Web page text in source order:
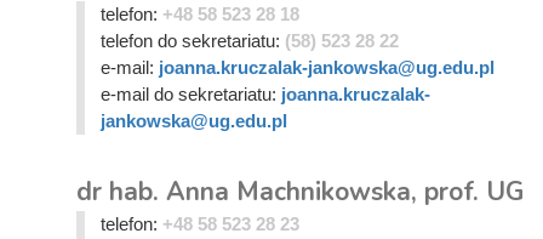
telefon: +48 58 523 28 18
telefon do sekretariatu: (58) 523 28 22
e-mail: joanna.kruczalak-jankowska@ug.edu.pl
e-mail do sekretariatu: joanna.kruczalak-
jankowska@ug.edu.pl
dr hab. Anna Machnikowska, prof. UG
telefon: +48 58 523 28 23